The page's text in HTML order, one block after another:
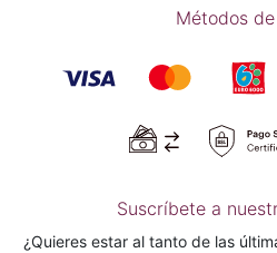
Métodos
Suscríbete a
¿Quieres estar al tanto de las